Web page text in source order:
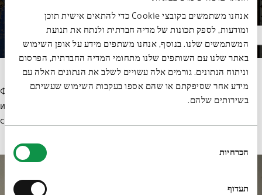
אנחנו משתמשים בקובצי Cookie כדי להתאים אישית תוכן
ומודעות, לספק תכונות של מדיה חברתית ולנתח את תנועת
המשתמשים שלנו. בנוסף, אנחנו משתפים מידע על אופן השימוש
באתר שלנו עם השותפים שלנו מתחומי המדיה החברתית, הפרסום
וניתוח הנתונים. גורמים אלה עשויים לשלב את הנתונים האלה עם
מידע אחר שסיפקתם או שהם אספו בעקבות השימוש שעשיתם
בשירותים שלהם.
הסכמה
הכרחיות
תעדוף
Фигуры Нового Завета и Завета Ветхого, закона и благодати,
истинной веры и веры заблудшей часто изображали с двух
сторон от креста, на котором распяли Иисуса.